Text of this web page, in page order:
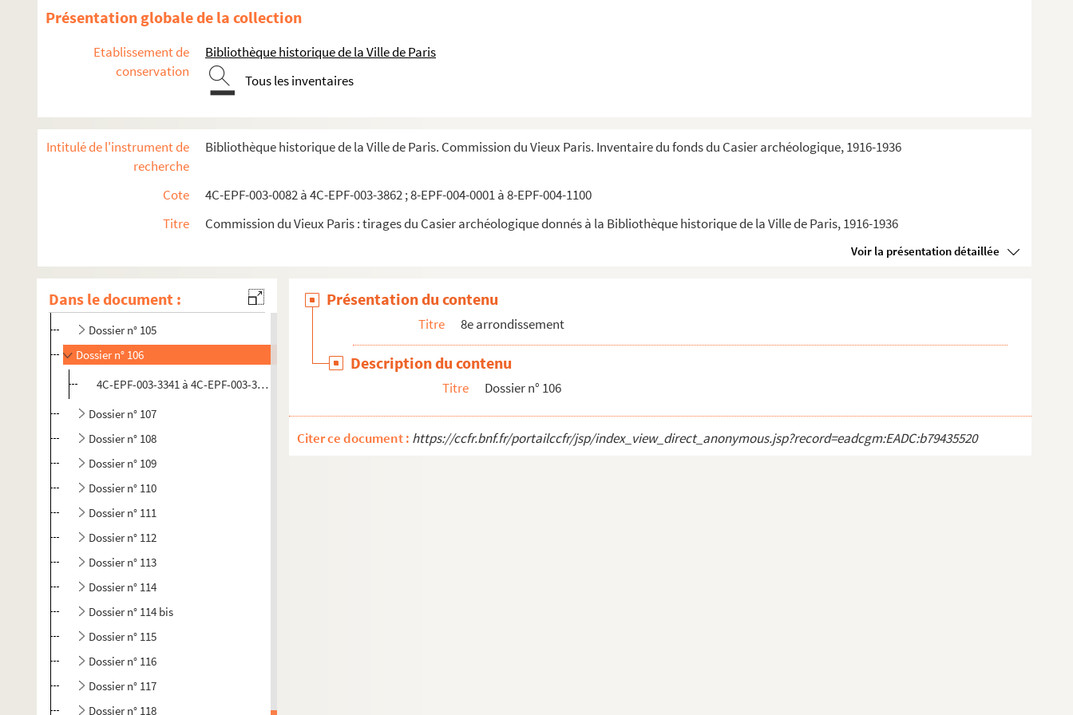
Présentation globale de la collection
Etablissement de
conservation
Bibliothèque historique de la Ville de Paris
Tous les inventaires
Intitulé de l'instrument de
recherche
Bibliothèque historique de la Ville de Paris. Commission du Vieux Paris. Inventaire du fonds du Casier archéologique, 1916-1936
Cote
4C-EPF-003-0082 à 4C-EPF-003-3862 ; 8-EPF-004-0001 à 8-EPF-004-1100
Titre
Commission du Vieux Paris : tirages du Casier archéologique donnés à la Bibliothèque historique de la Ville de Paris, 1916-1936
Voir la présentation détaillée
Dans le document :
Dossier n° 95
Dossier n° 97
Dossier n° 99 bis
Dossier n° 100
Dossier n° 104
Dossier n° 104 bis
Dossier n° 105
Dossier n° 106
4C-EPF-003-3341 à 4C-EPF-003-3344. Lansiaux, Charles (Photographe) Paris. 15, avenue Montaigne. Théâtre des Champs Elysées, façades et...
Dossier n° 107
Dossier n° 108
Dossier n° 109
Dossier n° 110
Dossier n° 111
Dossier n° 112
Dossier n° 113
Dossier n° 114
Dossier n° 114 bis
Dossier n° 115
Dossier n° 116
Dossier n° 117
Dossier n° 118
Présentation du contenu
Titre 8e arrondissement
Description du contenu
Titre Dossier n° 106
Citer ce document : https://ccfr.bnf.fr/portailccfr/jsp/index_view_direct_anonymous.jsp?record=eadcgm:EADC:b79435520